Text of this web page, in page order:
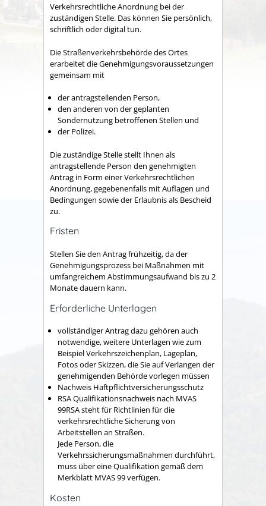
Verkehrsrechtliche Anordnung bei der
zuständigen Stelle. Das können Sie persönlich,
schriftlich oder digital tun.
Die Straßenverkehrsbehörde des Ortes
erarbeitet die Genehmigungsvoraussetzungen
gemeinsam mit
der antragstellenden Person,
den anderen von der geplanten
Sondernutzung betroffenen Stellen und
der Polizei.
Die zuständige Stelle stellt Ihnen als
antragstellende Person den genehmigten
Antrag in Form einer Verkehrsrechtlichen
Anordnung, gegebenenfalls mit Auflagen und
Bedingungen sowie der Erlaubnis als Bescheid
zu.
Fristen
Stellen Sie den Antrag frühzeitig, da der
Genehmigungsprozess bei Maßnahmen mit
umfangreichem Abstimmungsaufwand bis zu 2
Monate dauern kann.
Erforderliche Unterlagen
vollständiger Antrag dazu gehören auch
notwendige, weitere Unterlagen wie zum
Beispiel Verkehrszeichenplan, Lageplan,
Fotos oder Skizzen, die Sie auf Verlangen der
genehmigenden Behörde vorlegen müssen
Nachweis Haftpflichtversicherungsschutz
RSA Qualifikationsnachweis nach MVAS
99RSA steht für Richtlinien für die
verkehrsrechtliche Sicherung von
Arbeitstellen an Straßen.
Jede Person, die
Verkehrssicherungsmaßnahmen durchführt,
muss über eine Qualifikation gemäß dem
Merkblatt MVAS 99 verfügen.
Kosten